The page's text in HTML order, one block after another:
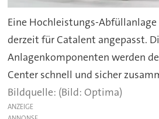
Eine Hochleistungs-
derzeit für Catalent angepasst.
Anlagenkomponenten werden
Center schnell und sicher
(Bild: Optima)
ANZEIGE